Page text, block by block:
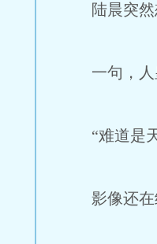
陆晨突然想
一句，人皇
“难道是天
影像还在继